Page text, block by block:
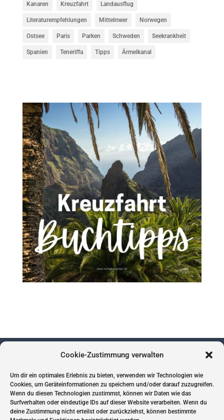
Cookie-Zustimmung verwalten
Um dir ein optimales Erlebnis zu bieten, verwenden wir Technologien wie
Cookies, um Geräteinformationen zu speichern und/oder darauf zuzugreifen.
Wenn du diesen Technologien zustimmst, können wir Daten wie das
Surfverhalten oder eindeutige IDs auf dieser Website verarbeiten. Wenn du
deine Zustimmung nicht erteilst oder zurückziehst, können bestimmte
Kanaren Kreuzfahrt Landausflug
Literaturempfehlungen Mittelmeer Norwegen
Ostsee Paris Parken Schweden Seekrankheit
Spanien Teneriffa Tipps Ärmelkanal
Impressum
Datenschutz
Cookies